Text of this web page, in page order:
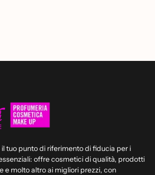
tuo punto di riferimento di fiducia per i
offre cosmetici di qualità, prodotti
e molto altro ai migliori prezzi, con